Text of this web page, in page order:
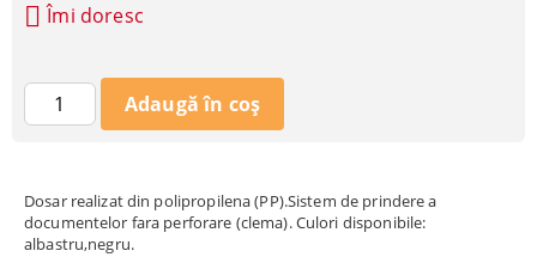
Dosar realizat din polipropilena (PP).Sistem de prindere a
documentelor fara perforare (clema). Culori disponibile:
albastru,negru.
Îmi doresc